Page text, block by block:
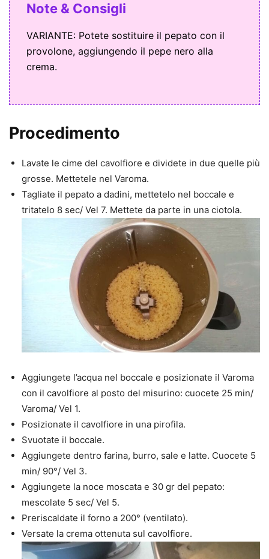
Note & Consigli
VARIANTE: Potete sostituire il pepato con il
provolone, aggiungendo il pepe nero alla
crema.
Procedimento
Lavate le cime del cavolfiore e dividete in due quelle più
grosse. Mettetele nel Varoma.
Tagliate il pepato a dadini, mettetelo nel boccale e
tritatelo 8 sec/ Vel 7. Mettete da parte in una ciotola.
Aggiungete l’acqua nel boccale e posizionate il Varoma
con il cavolfiore al posto del misurino: cuocete 25 min/
Varoma/ Vel 1.
Posizionate il cavolfiore in una pirofila.
Svuotate il boccale.
Aggiungete dentro farina, burro, sale e latte. Cuocete 5
min/ 90°/ Vel 3.
Aggiungete la noce moscata e 30 gr del pepato:
mescolate 5 sec/ Vel 5.
Preriscaldate il forno a 200° (ventilato).
Versate la crema ottenuta sul cavolfiore.